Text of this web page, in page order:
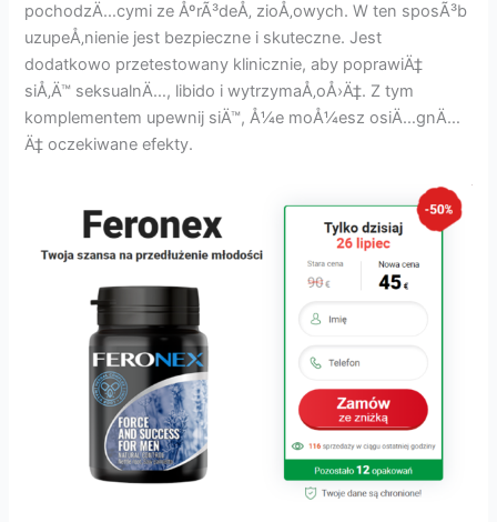
pochodzÄ…cymi ze ÅºrÃ³deÅ‚ zioÅ‚owych. W ten sposÃ³b
uzupeÅ‚nienie jest bezpieczne i skuteczne. Jest
dodatkowo przetestowany klinicznie, aby poprawiÄ‡
siÅ‚Ä™ seksualnÄ…, libido i wytrzymaÅ‚oÅ›Ä‡. Z tym
komplementem upewnij siÄ™, Å¼e moÅ¼esz osiÄ…gnÄ…
Ä‡ oczekiwane efekty.